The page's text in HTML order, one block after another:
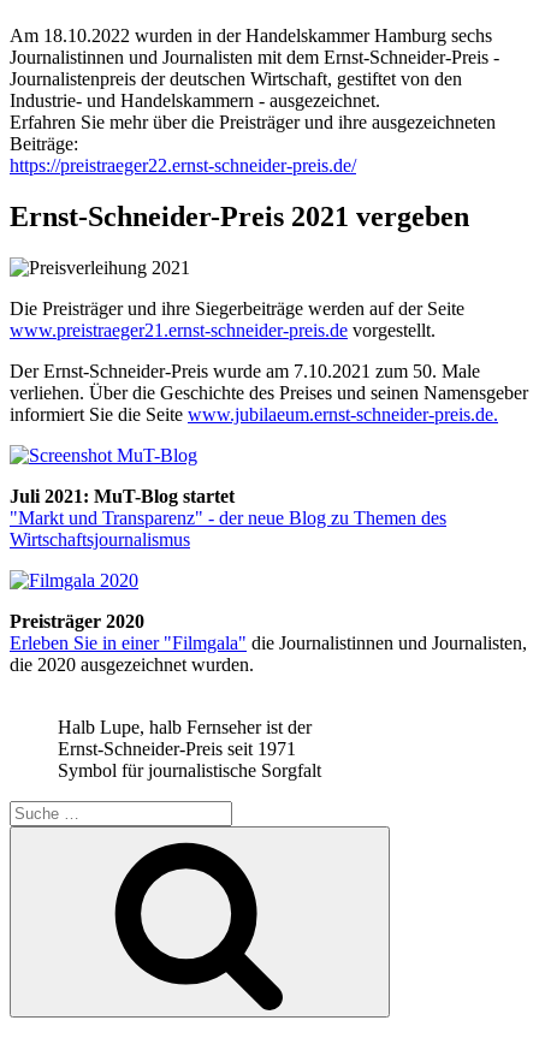
Am 18.10.2022 wurden in der Handelskammer Hamburg sechs
Journalistinnen und Journalisten mit dem Ernst-Schneider-Preis -
Journalistenpreis der deutschen Wirtschaft, gestiftet von den
Industrie- und Handelskammern - ausgezeichnet.
Erfahren Sie mehr über die Preisträger und ihre ausgezeichneten
Beiträge:
https://preistraeger22.ernst-schneider-preis.de/
Ernst-Schneider-Preis 2021 vergeben
Die Preisträger und ihre Siegerbeiträge werden auf der Seite
www.preistraeger21.ernst-schneider-preis.de vorgestellt.
Der Ernst-Schneider-Preis wurde am 7.10.2021 zum 50. Male
verliehen. Über die Geschichte des Preises und seinen Namensgeber
informiert Sie die Seite www.jubilaeum.ernst-schneider-preis.de.
Juli 2021: MuT-Blog startet
"Markt und Transparenz" - der neue Blog zu Themen des
Wirtschaftsjournalismus
Preisträger 2020
Erleben Sie in einer "Filmgala" die Journalistinnen und Journalisten,
die 2020 ausgezeichnet wurden.
Halb Lupe, halb Fernseher ist der
Ernst-Schneider-Preis seit 1971
Symbol für journalistische Sorgfalt
Suche
nach: